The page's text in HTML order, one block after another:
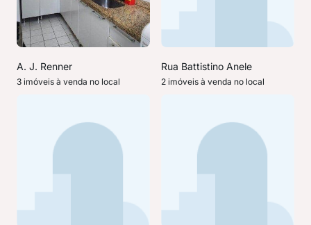
A. J. Renner
3 imóveis à venda no local
Rua Battistino Anele
2 imóveis à venda no local